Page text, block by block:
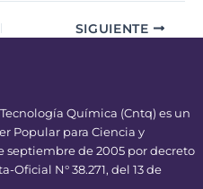
SIGUIENTE
Química (Cntq) es un
Popular para Ciencia y
septiembre de 2005 por decreto
Oficial N° 38.271, del 13 de